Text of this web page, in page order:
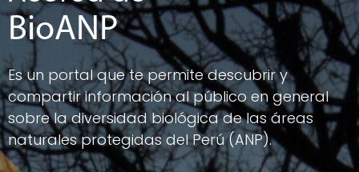
BioANP
Es un portal que te permite descubrir y
compartir información al público en general
sobre la diversidad biológica de las áreas
naturales protegidas del Perú (ANP).